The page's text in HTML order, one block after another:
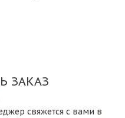
ЗАКАЗ
свяжется с вами в